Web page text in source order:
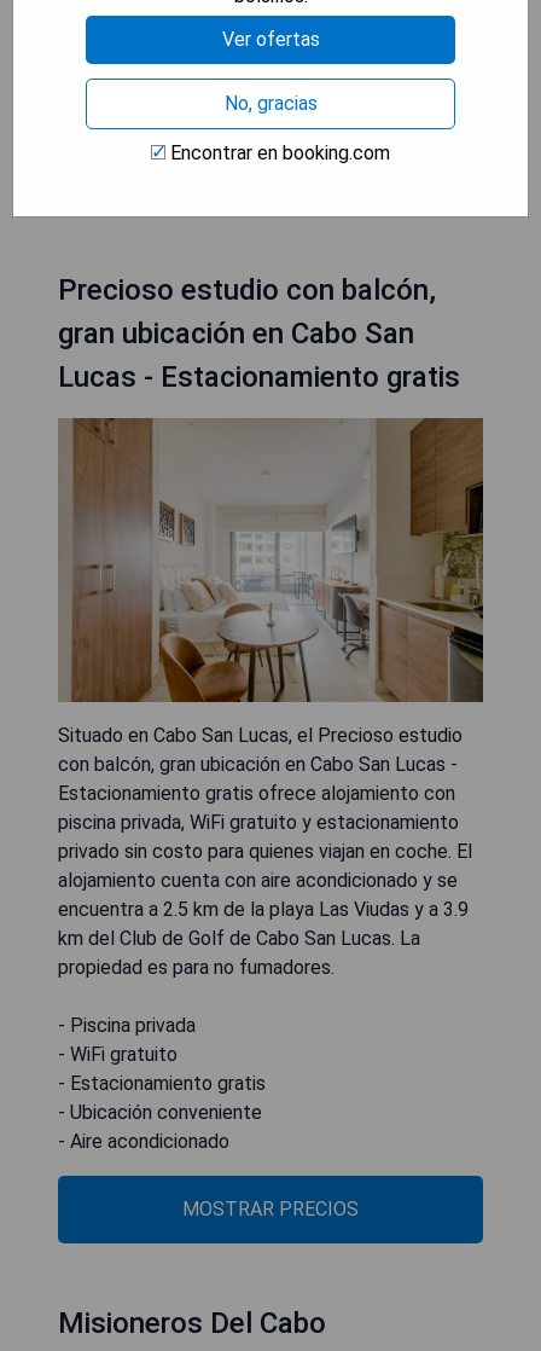
- Instalaciones de lujo incluyendo spa y gimnasio
- Amplias opciones gastronómicas en el
restaurante
- Ideal para familias con club infantil disponible
Precioso estudio con balcón,
gran ubicación en Cabo San
Lucas - Estacionamiento gratis
Situado en Cabo San Lucas, el Precioso estudio
con balcón, gran ubicación en Cabo San Lucas -
Estacionamiento gratis ofrece alojamiento con
piscina privada, WiFi gratuito y estacionamiento
privado sin costo para quienes viajan en coche. El
alojamiento cuenta con aire acondicionado y se
encuentra a 2.5 km de la playa Las Viudas y a 3.9
km del Club de Golf de Cabo San Lucas. La
propiedad es para no fumadores.
- Piscina privada
- WiFi gratuito
- Estacionamiento gratis
- Ubicación conveniente
- Aire acondicionado
MOSTRAR PRECIOS
Misioneros Del Cabo
Ver ofertas
No, gracias
Encontrar en booking.com